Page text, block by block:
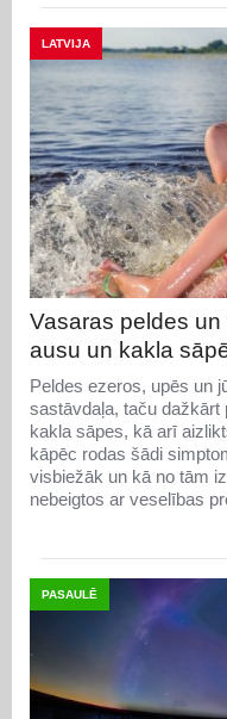
LATVIJA
Vasaras peldes
ausu un kakla
Peldes ezeros, upēs un
sastāvdaļa, taču
kakla sāpes, kā arī
kāpēc rodas šādi
visbiežāk un kā no tām
nebeigtos ar veselības
PASAULĒ